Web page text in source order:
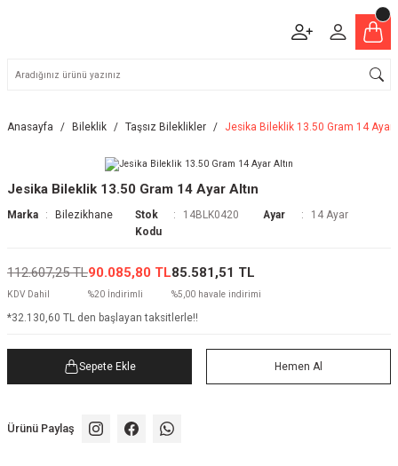
Anasayfa Bileklik Taşsız Bileklikler Jesika Bileklik 13.50 Gram 14 Ayar
Jesika Bileklik 13.50 Gram 14 Ayar Altın
Marka Bilezikhane
Stok
Kodu
14BLK0420 Ayar 14 Ayar
112.607,25 TL
KDV Dahil
90.085,80 TL
%20 İndirimli
85.581,51 TL
%5,00 havale indirimi
*32.130,60 TL den başlayan taksitlerle!!
Sepete Ekle Hemen Al
Ürünü Paylaş